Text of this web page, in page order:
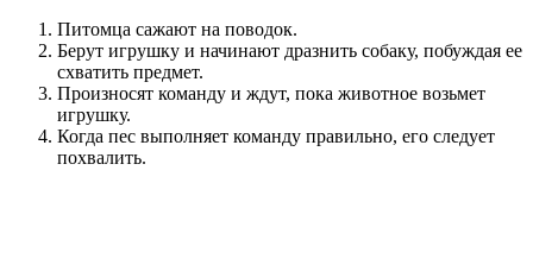
Питомца сажают на поводок.
Берут игрушку и начинают дразнить собаку, побуждая ее
схватить предмет.
Произносят команду и ждут, пока животное возьмет
игрушку.
Когда пес выполняет команду правильно, его следует
похвалить.